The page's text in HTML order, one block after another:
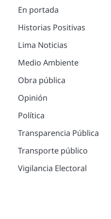
En portada
Historias Positivas
Lima Noticias
Medio Ambiente
Obra pública
Opinión
Política
Transparencia Pública
Transporte público
Vigilancia Electoral